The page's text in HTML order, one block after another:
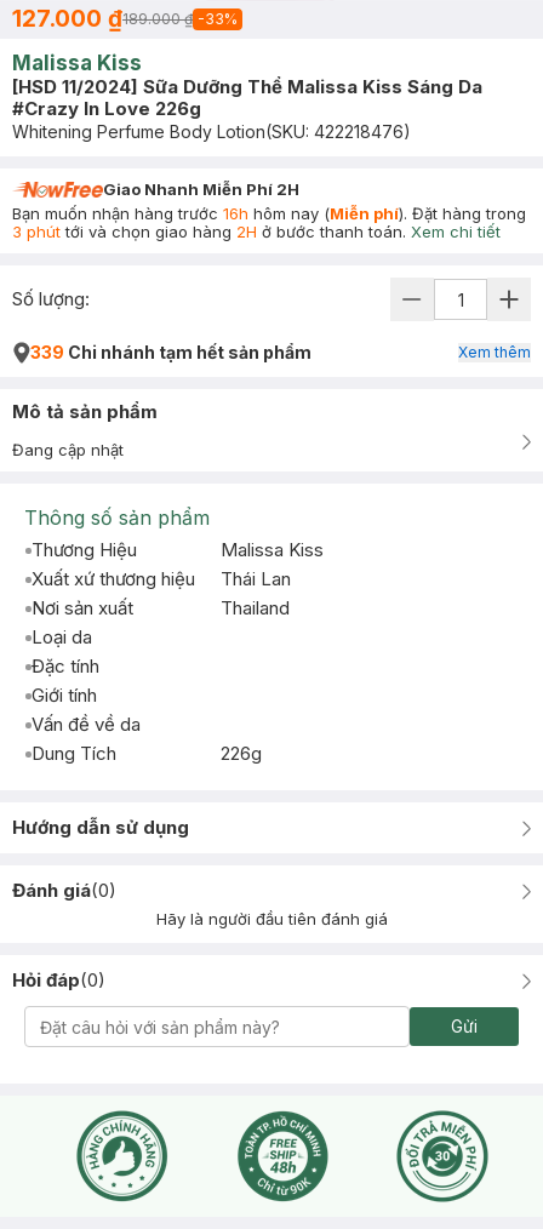
127.000 ₫189.000 ₫ -33%
Malissa Kiss
[HSD 11/2024] Sữa Dưỡng Thể Malissa Kiss Sáng Da
#Crazy In Love 226g
Whitening Perfume Body Lotion(SKU: 422218476)
Giao Nhanh Miễn Phí 2H
Bạn muốn nhận hàng trước 16h hôm nay (Miễn phí). Đặt hàng trong
3 phúttới và chọn giao hàng 2H ở bước thanh toán. Xem chi tiết
Số lượng:
339 Chi nhánh tạm hết sản phẩm Xem thêm
Mô tả sản phẩm
Đang cập nhật
Thông số sản phẩm
Thương Hiệu
Malissa Kiss
Xuất xứ thương hiệu
Thái Lan
Nơi sản xuất
Thailand
Loại da
Đặc tính
Giới tính
Vấn đề về da
Dung Tích
226g
Hướng dẫn sử dụng
Đánh giá(0)
Hãy là người đầu tiên đánh giá
Hỏi đáp(0)
Gửi